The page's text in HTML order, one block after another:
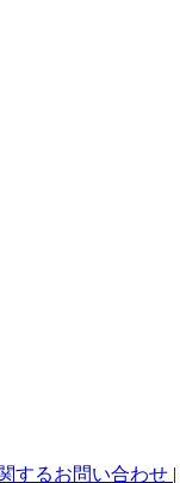
するお問い合わせ |